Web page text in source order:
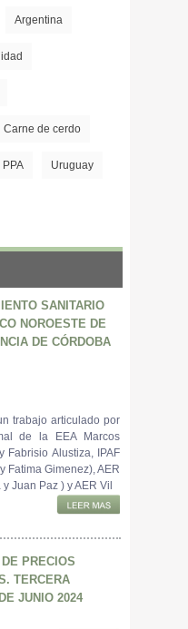
Argentina
Carne de cerdo
PPA Uruguay
SANITARIO
NOROESTE DE
DE CÓRDOBA
trabajo articulado por
de la EEA Marcos
Fabrisio Alustiza, IPAF
Fatima Gimenez), AER
Juan Paz ) y AER Vil
DE PRECIOS
TERCERA
JUNIO 2024